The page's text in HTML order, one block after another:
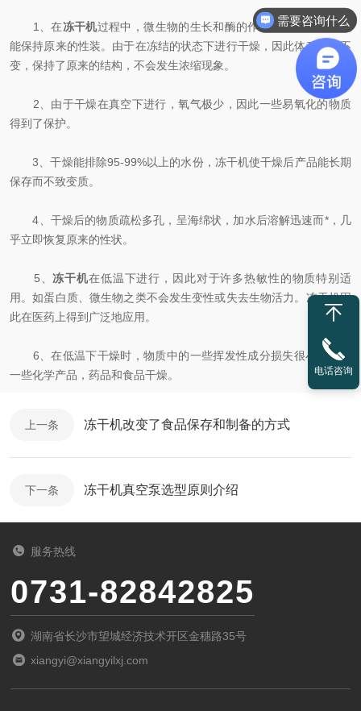
1、在冻干机过程中，微生物的生长和酶的作用无法进行，因此
能保持原来的性装。由于在冻结的状态下进行干燥，因此体积几乎不
变，保持了原来的结构，不会发生浓缩现象。
2、由于干燥在真空下进行，氧气极少，因此一些易氧化的物质
得到了保护。
3、干燥能排除95-99%以上的水份，冻干机使干燥后产品能长期
保存而不致变质。
4、干燥后的物质疏松多孔，呈海绵状，加水后溶解迅速而*，几
乎立即恢复原来的性状。
5、冻干机在低温下进行，因此对于许多热敏性的物质特别适
用。如蛋白质、微生物之类不会发生变性或失去生物活力。冻干机因
此在医药上得到广泛地应用。
6、在低温下干燥时，物质中的一些挥发性成分损失很小，适合
一些化学产品，药品和食品干燥。
上一条 冻干机改变了食品保存和制备的方式
下一条 冻干机真空泵选型原则介绍
服务热线
0731-82842825
湖南省长沙市望城经济技术开区金穗路35号
xiangyi@xiangyilxj.com
电话咨询
需要咨询什么